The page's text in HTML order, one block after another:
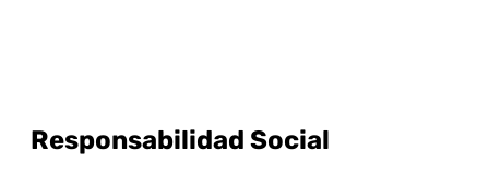
Responsabilidad Social